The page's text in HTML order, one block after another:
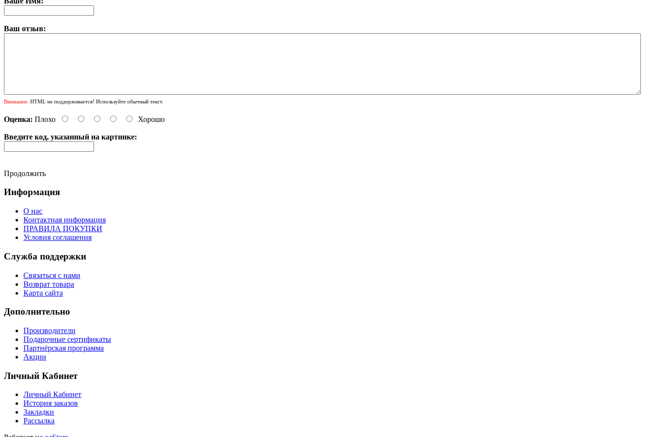
Ваш отзыв:
Внимание: HTML не поддерживается! Используйте обычный текст.
Оценка: Плохо Хорошо
Введите код, указанный на картинке:
Продолжить
Информация
О нас
Контактная информация
ПРАВИЛА ПОКУПКИ
Условия соглашения
Служба поддержки
Связаться с нами
Возврат товара
Карта сайта
Дополнительно
Производители
Подарочные сертификаты
Партнёрская программа
Акции
Личный Кабинет
Личный Кабинет
История заказов
Закладки
Рассылка